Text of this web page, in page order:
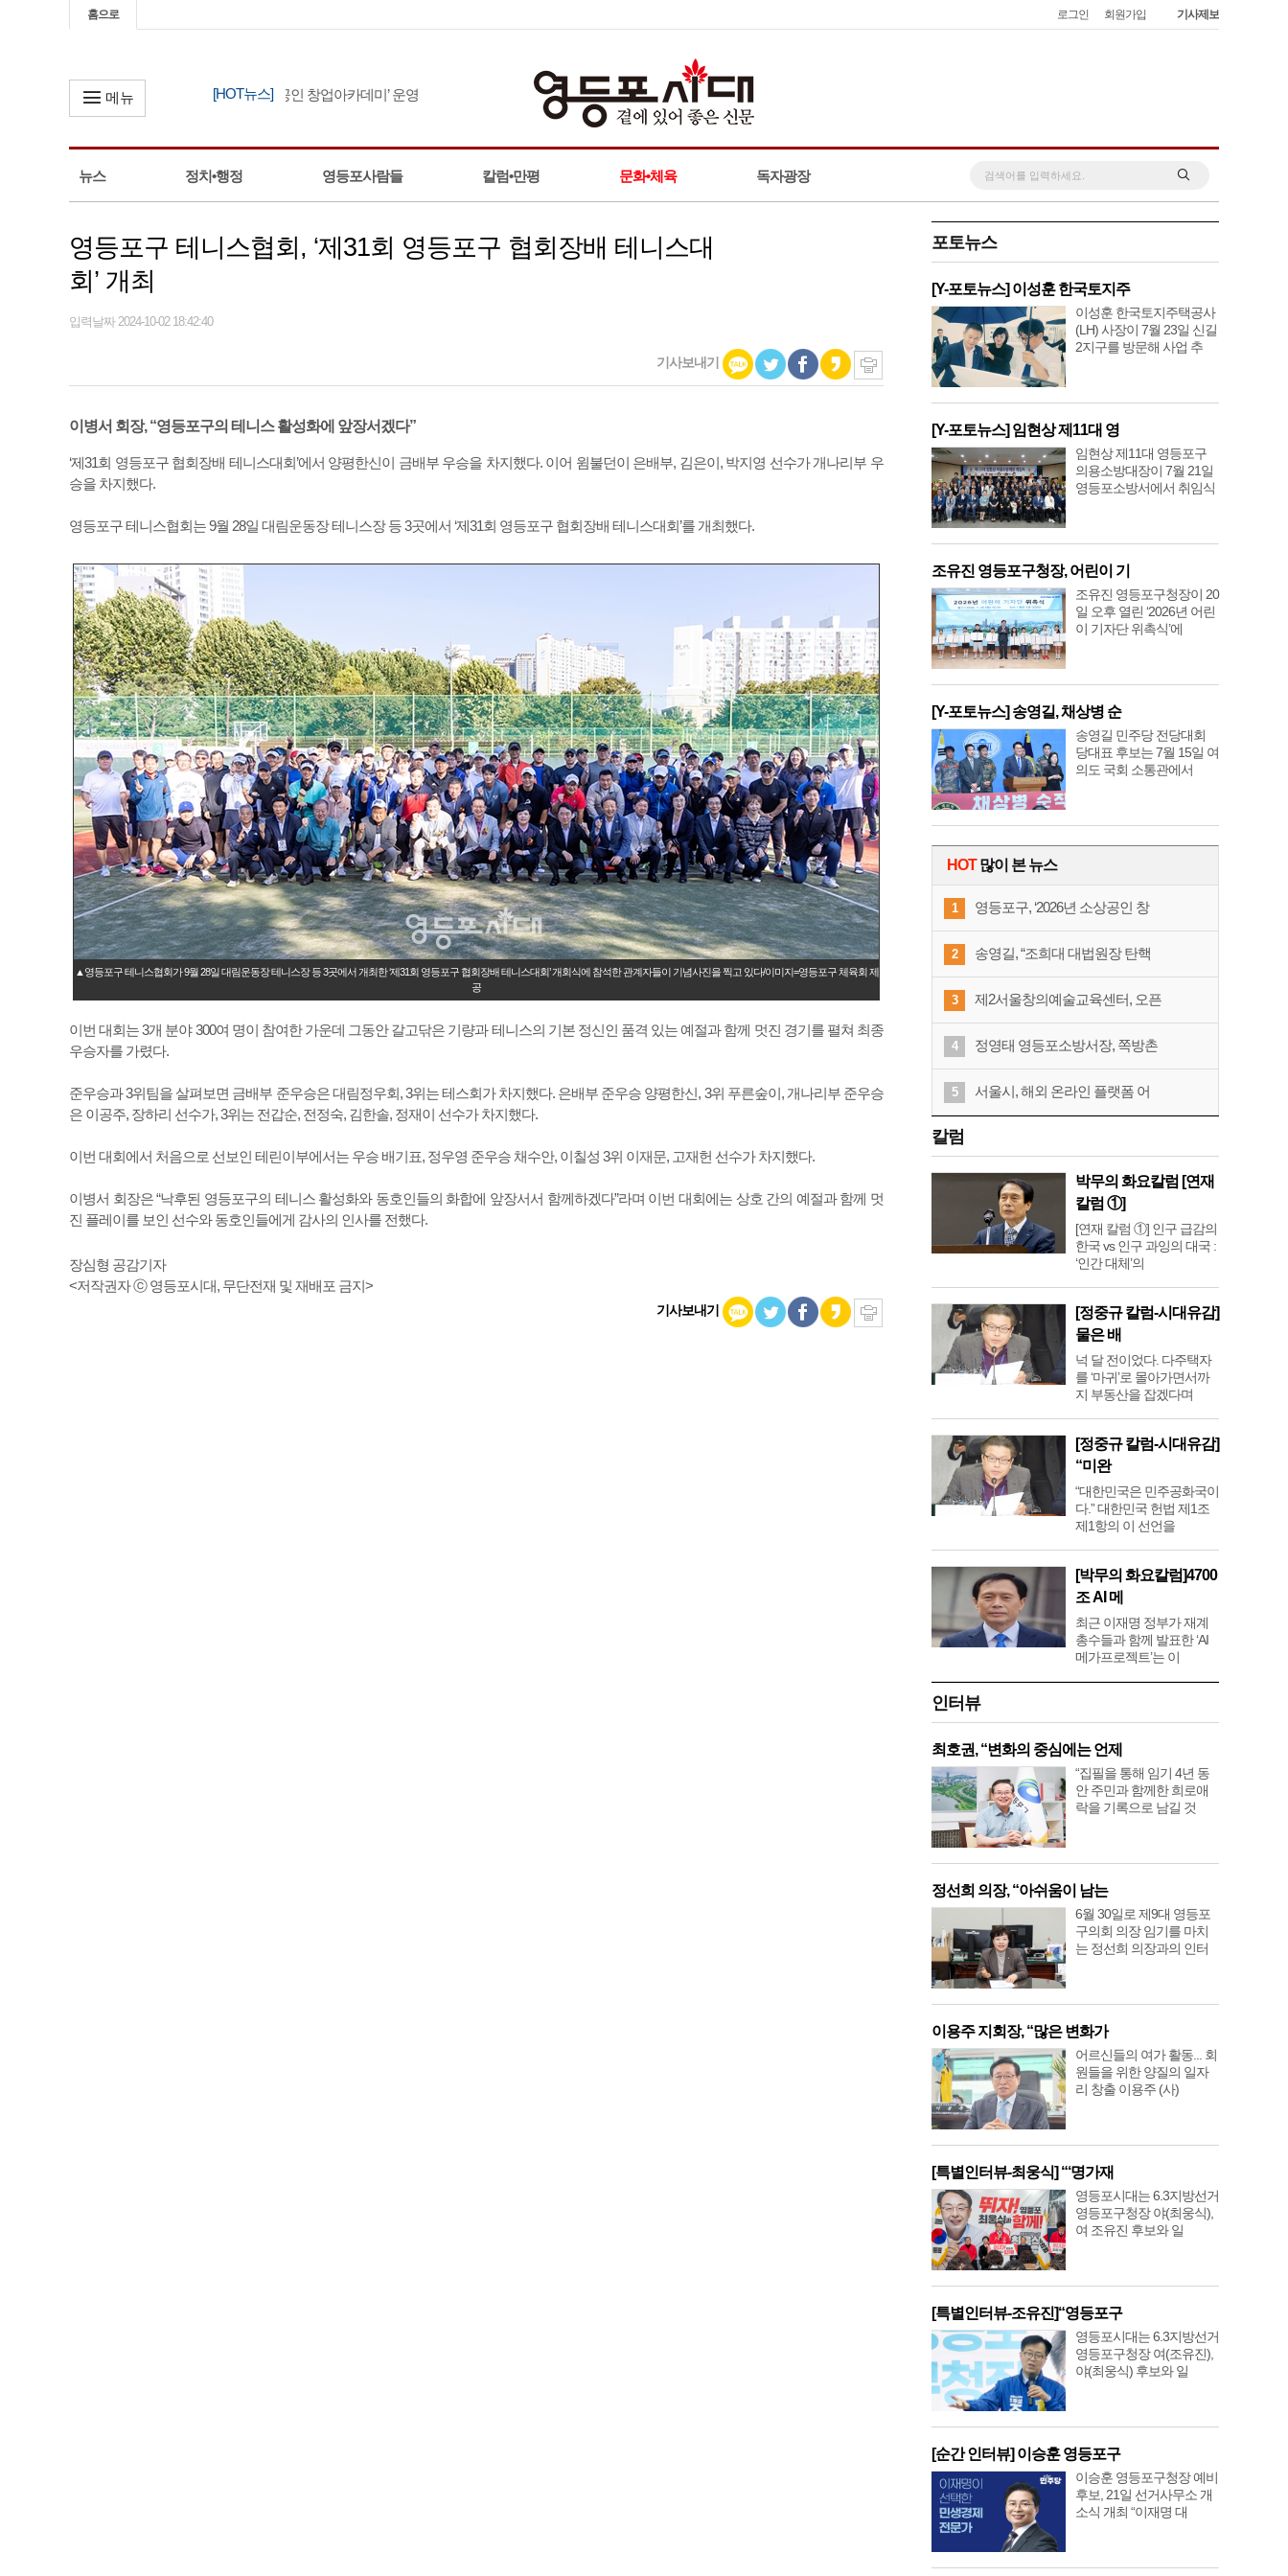
홈으로 로그인 회원가입 기사제보
[HOT뉴스]
영등포구, ‘2026년 소상공인 창업아카데미’ 운영
메뉴
뉴스 정치•행정 영등포사람들 칼럼•만평 문화•체육 독자광장
영등포구 테니스협회, ‘제31회 영등포구 협회장배 테니스대
회’ 개최
입력날짜 2024-10-02 18:42:40
기사보내기
이병서 회장, “영등포구의 테니스 활성화에 앞장서겠다”
‘제31회 영등포구 협회장배 테니스대회’에서 양평한신이 금배부 우승을 차지했다. 이어 윔불던이 은배부, 김은이, 박지영 선수가 개나리부 우
승을 차지했다.
영등포구 테니스협회는 9월 28일 대림운동장 테니스장 등 3곳에서 ‘제31회 영등포구 협회장배 테니스대회’를 개최했다.
▲영등포구 테니스협회가 9월 28일 대림운동장 테니스장 등 3곳에서 개최한 ‘제31회 영등포구 협회장배 테니스대회’ 개회식에 참석한 관계자들이 기념사진을 찍고 있다/이미지=영등포구 체육회 제
공
이번 대회는 3개 분야 300여 명이 참여한 가운데 그동안 갈고닦은 기량과 테니스의 기본 정신인 품격 있는 예절과 함께 멋진 경기를 펼쳐 최종
우승자를 가렸다.
준우승과 3위팀을 살펴보면 금배부 준우승은 대림정우회, 3위는 테스회가 차지했다. 은배부 준우승 양평한신, 3위 푸른숲이, 개나리부 준우승
은 이공주, 장하리 선수가, 3위는 전갑순, 전정숙, 김한솔, 정재이 선수가 차지했다.
이번 대회에서 처음으로 선보인 테린이부에서는 우승 배기표, 정우영 준우승 채수안, 이칠성 3위 이재문, 고재헌 선수가 차지했다.
이병서 회장은 “낙후된 영등포구의 테니스 활성화와 동호인들의 화합에 앞장서서 함께하겠다”라며 이번 대회에는 상호 간의 예절과 함께 멋
진 플레이를 보인 선수와 동호인들에게 감사의 인사를 전했다.
장심형 공감기자
<저작권자 ⓒ 영등포시대, 무단전재 및 재배포 금지>
기사보내기
포토뉴스
[Y-포토뉴스] 이성훈 한국토지주
이성훈 한국토지주택공사
(LH) 사장이 7월 23일 신길
2지구를 방문해 사업 추
[Y-포토뉴스] 임현상 제11대 영
임현상 제11대 영등포구
의용소방대장이 7월 21일
영등포소방서에서 취임식
조유진 영등포구청장, 어린이 기
조유진 영등포구청장이 20
일 오후 열린 ‘2026년 어린
이 기자단 위촉식’에
[Y-포토뉴스] 송영길, 채상병 순
송영길 민주당 전당대회
당대표 후보는 7월 15일 여
의도 국회 소통관에서
HOT많이 본 뉴스
1 영등포구, ‘2026년 소상공인 창
2 송영길, “조희대 대법원장 탄핵
3 제2서울창의예술교육센터, 오픈
4 정영태 영등포소방서장, 쪽방촌
5 서울시, 해외 온라인 플랫폼 어
칼럼
박무의 화요칼럼 [연재
칼럼 ①]
[연재 칼럼 ①] 인구 급감의
한국 vs 인구 과잉의 대국 :
‘인간 대체’의
[정중규 칼럼-시대유감]
물은 배
넉 달 전이었다. 다주택자
를 ‘마귀’로 몰아가면서까
지 부동산을 잡겠다며
[정중규 칼럼-시대유감]
“미완
“대한민국은 민주공화국이
다.” 대한민국 헌법 제1조
제1항의 이 선언을
[박무의 화요칼럼]4700
조 AI 메
최근 이재명 정부가 재계
총수들과 함께 발표한 ‘AI
메가프로젝트’는 이
인터뷰
최호권, “변화의 중심에는 언제
“집필을 통해 임기 4년 동
안 주민과 함께한 희로애
락을 기록으로 남길 것
정선희 의장, “아쉬움이 남는
6월 30일로 제9대 영등포
구의회 의장 임기를 마치
는 정선희 의장과의 인터
이용주 지회장, “많은 변화가
어르신들의 여가 활동... 회
원들을 위한 양질의 일자
리 창출 이용주 (사)
[특별인터뷰-최웅식] “‘명가재
영등포시대는 6.3지방선거
영등포구청장 야(최웅식),
여 조유진 후보와 일
[특별인터뷰-조유진]“영등포구
영등포시대는 6.3지방선거
영등포구청장 여(조유진),
야(최웅식) 후보와 일
[순간 인터뷰] 이승훈 영등포구
이승훈 영등포구청장 예비
후보, 21일 선거사무소 개
소식 개최 “이재명 대